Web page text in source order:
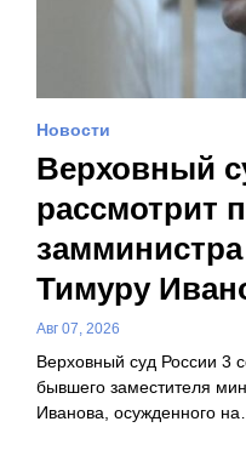
Новости
Верховный
рассмотрит
Тимуру
Авг 07, 2026
Верховный суд России 3
бывшего заместителя
Иванова, осужденного на…